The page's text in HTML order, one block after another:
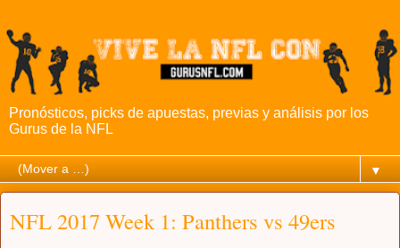
Pronósticos, picks de apuestas, previas y análisis por los
Gurus de la NFL
▼
NFL 2017 Week 1: Panthers vs 49ers